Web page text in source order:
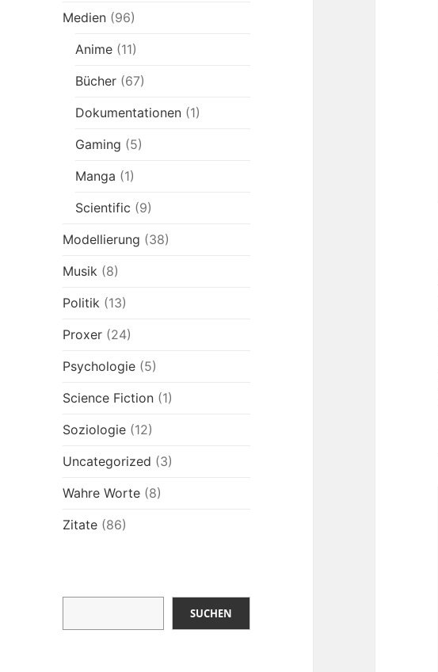
Medien (96)
Anime (11)
Bücher (67)
Dokumentationen (1)
Gaming (5)
Manga (1)
Scientific (9)
Modellierung (38)
Musik (8)
Politik (13)
Proxer (24)
Psychologie (5)
Science Fiction (1)
Soziologie (12)
Uncategorized (3)
Wahre Worte (8)
Zitate (86)
SUCHEN